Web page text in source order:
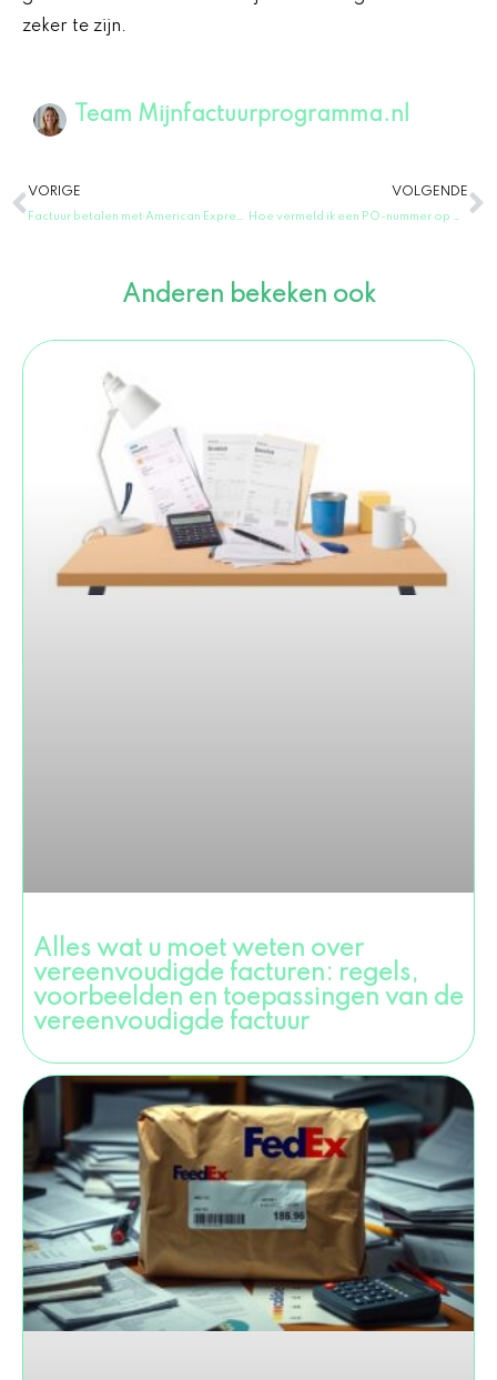
zeker te zijn.
Team Mijnfactuurprogramma.nl
Vorige
VORIGE
Factuur betalen met American Express in Nederland: alle mogelijkheden op een rij
VOLGENDE
Hoe vermeld ik een PO-nummer op mijn factuur? Tips voor het toevoegen van een po nummer op factuur
Anderen bekeken ook
Alles wat u moet weten over
vereenvoudigde facturen: regels,
voorbeelden en toepassingen van de
vereenvoudigde factuur